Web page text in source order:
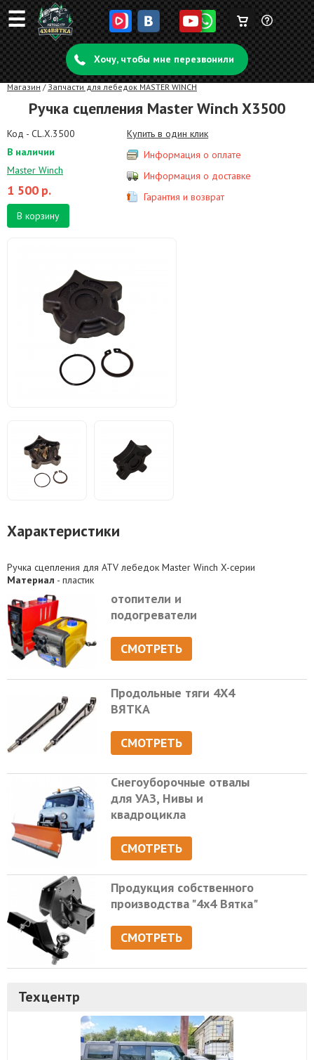
☰ Задать
вопрос
Корзина
пуста
Хочу, чтобы мне перезвонили
Магазин / Запчасти для лебедок MASTER WINCH
Ручка сцепления Master Winch X3500
Код - CL.X.3500
В наличии
Master Winch
1 500 р.
В корзину
Купить в один клик
Информация о оплате
Информация о доставке
Гарантия и возврат
Характеристики
Ручка сцепления для ATV лебедок Master Winch X-серии
Материал - пластик
отопители и
подогреватели
СМОТРЕТЬ
Продольные тяги 4Х4
ВЯТКА
СМОТРЕТЬ
Снегоуборочные отвалы
для УАЗ, Нивы и
квадроцикла
СМОТРЕТЬ
Продукция собственного
производства "4х4 Вятка"
СМОТРЕТЬ
Техцентр